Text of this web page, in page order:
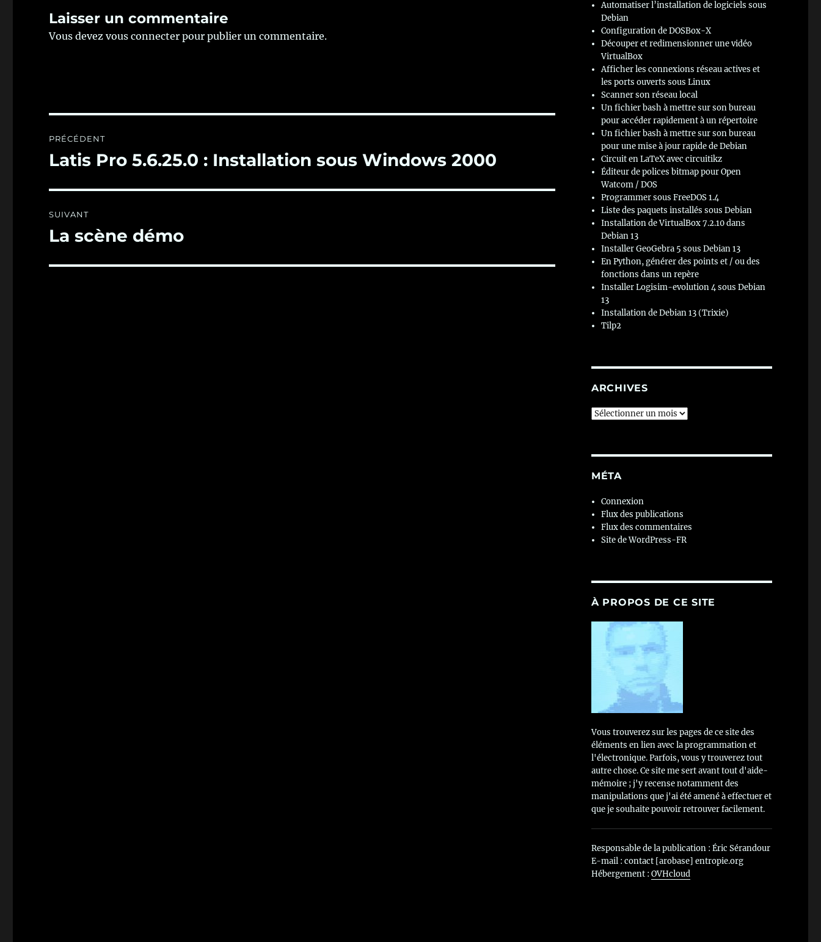
Laisser un commentaire
Vous devezvous connecter pour publier un commentaire.
de
PRÉCÉDENT
Publication
Latis Pro 5.6.25.0 : Installation sous Windows 2000
SUIVANT
Publication
La scène démo
Automatiser l’installation de logiciels sous
Debian
Configuration de DOSBox-X
Découper et redimensionner une vidéo
VirtualBox
Afficher les connexions réseau actives et
les ports ouverts sous Linux
Scanner son réseau local
Un fichier bash à mettre sur son bureau
pour accéder rapidement à un répertoire
Un fichier bash à mettre sur son bureau
pour une mise à jour rapide de Debian
Circuit en LaTeX avec circuitikz
Éditeur de polices bitmap pour Open
Watcom / DOS
Programmer sous FreeDOS 1.4
Liste des paquets installés sous Debian
Installation de VirtualBox 7.2.10 dans
Debian 13
Installer GeoGebra 5 sous Debian 13
En Python, générer des points et / ou des
fonctions dans un repère
Installer Logisim-evolution 4 sous Debian
13
Installation de Debian 13 (Trixie)
Tilp2
ARCHIVES
Archives
MÉTA
Connexion
Flux des publications
Flux des commentaires
Site de WordPress-FR
À PROPOS DE CE SITE
Vous trouverez sur les pages de ce site des
éléments en lien avec la programmation et
l'électronique. Parfois, vous y trouverez tout
autre chose. Ce site me sert avant tout d'aide-
mémoire ; j'y recense notamment des
manipulations que j'ai été amené à effectuer et
que je souhaite pouvoir retrouver facilement.
Responsable de la publication : Éric Sérandour
E-mail : contact [arobase] entropie.org
Hébergement : OVHcloud